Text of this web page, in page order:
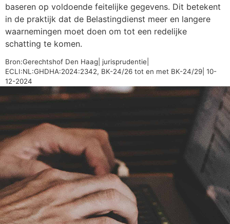
baseren op voldoende feitelijke gegevens. Dit betekent
in de praktijk dat de Belastingdienst meer en langere
waarnemingen moet doen om tot een redelijke
schatting te komen.
Bron:Gerechtshof Den Haag| jurisprudentie|
ECLI:NL:GHDHA:2024:2342, BK-24/26 tot en met BK-24/29| 10-
12-2024